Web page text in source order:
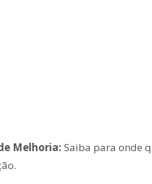
Melhoria: Saiba para onde